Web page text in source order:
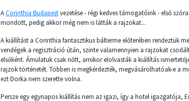
ACorinthia Budapestvezetése - régi kedves támogatóink - első
mondott, pedig akkor még nem is látták a rajzokat...
A kiállítást a Corinthia fantasztikus bálterme előterében rendeztük
vendégek a regisztráció útán, szinte valamennyien a rajzokat
elsőként. Ámulatuk csak nőtt, amikor elolvasták a kiállítás
rajzok történetét. Többen is megkérdezték, megvásárolhatóak-e a
ezt Dorka nem szerette volna.
Persze egy egynapos kiállítás nem az igazi, így a hotel igazgatója,